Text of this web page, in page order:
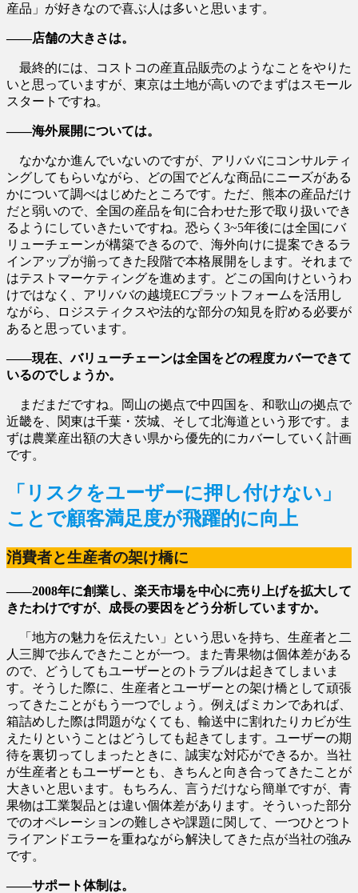
産品」が好きなので喜ぶ人は多いと思います。
――店舗の大きさは。
最終的には、コストコの産直品販売のようなことをやりた
いと思っていますが、東京は土地が高いのでまずはスモール
スタートですね。
――海外展開については。
なかなか進んでいないのですが、アリババにコンサルティ
ングしてもらいながら、どの国でどんな商品にニーズがある
かについて調べはじめたところです。ただ、熊本の産品だけ
だと弱いので、全国の産品を旬に合わせた形で取り扱いでき
るようにしていきたいですね。恐らく3~5年後には全国にバ
リューチェーンが構築できるので、海外向けに提案できるラ
インアップが揃ってきた段階で本格展開をします。それまで
はテストマーケティングを進めます。どこの国向けというわ
けではなく、アリババの越境ECプラットフォームを活用し
ながら、ロジスティクスや法的な部分の知見を貯める必要が
あると思っています。
――現在、バリューチェーンは全国をどの程度カバーできて
いるのでしょうか。
まだまだですね。岡山の拠点で中四国を、和歌山の拠点で
近畿を、関東は千葉・茨城、そして北海道という形です。ま
ずは農業産出額の大きい県から優先的にカバーしていく計画
です。
「リスクをユーザーに押し付けない」
ことで顧客満足度が飛躍的に向上
消費者と生産者の架け橋に
――2008年に創業し、楽天市場を中心に売り上げを拡大して
きたわけですが、成長の要因をどう分析していますか。
「地方の魅力を伝えたい」という思いを持ち、生産者と二
人三脚で歩んできたことが一つ。また青果物は個体差がある
ので、どうしてもユーザーとのトラブルは起きてしまいま
す。そうした際に、生産者とユーザーとの架け橋として頑張
ってきたことがもう一つでしょう。例えばミカンであれば、
箱詰めした際は問題がなくても、輸送中に割れたりカビが生
えたりということはどうしても起きてします。ユーザーの期
待を裏切ってしまったときに、誠実な対応ができるか。当社
が生産者ともユーザーとも、きちんと向き合ってきたことが
大きいと思います。もちろん、言うだけなら簡単ですが、青
果物は工業製品とは違い個体差があります。そういった部分
でのオペレーションの難しさや課題に関して、一つひとつト
ライアンドエラーを重ねながら解決してきた点が当社の強み
です。
――サポート体制は。